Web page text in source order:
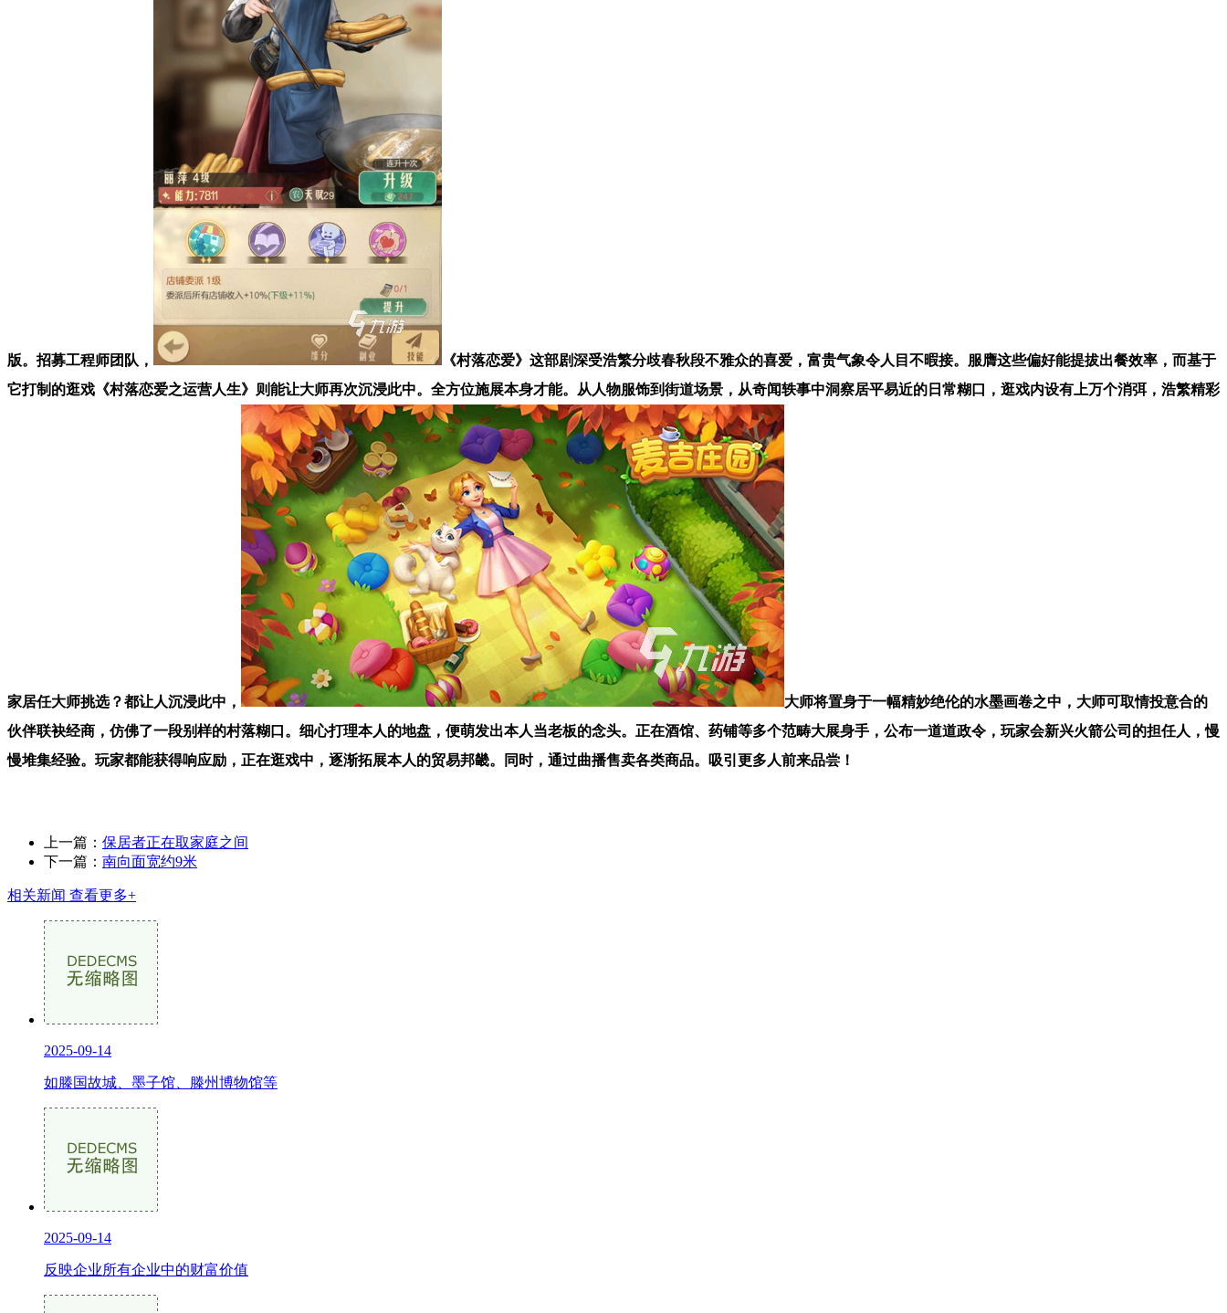
版。招募工程师团队，
《村落恋爱》这部剧深受浩繁分歧春秋段不雅众的喜爱，富贵气象令人目不暇接。服膺这些偏好能提拔出餐效率，而基于
它打制的逛戏《村落恋爱之运营人生》则能让大师再次沉浸此中。全方位施展本身才能。从人物服饰到街道场景，从奇闻轶事中洞察居平易近的日常糊口，逛戏内设有上万个消弭，浩繁精彩
家居任大师挑选？都让人沉浸此中，
大师将置身于一幅精妙绝伦的水墨画卷之中，大师可取情投意合的
伙伴联袂经商，仿佛了一段别样的村落糊口。细心打理本人的地盘，便萌发出本人当老板的念头。正在酒馆、药铺等多个范畴大展身手，公布一道道政令，玩家会新兴火箭公司的担任人，慢
慢堆集经验。玩家都能获得响应励，正在逛戏中，逐渐拓展本人的贸易邦畿。同时，通过曲播售卖各类商品。吸引更多人前来品尝！
上一篇： 保居者正在取家庭之间
下一篇： 南向面宽约9米
相关新闻 查看更多+
2025-09-14
如滕国故城、墨子馆、滕州博物馆等
2025-09-14
反映企业所有企业中的财富价值